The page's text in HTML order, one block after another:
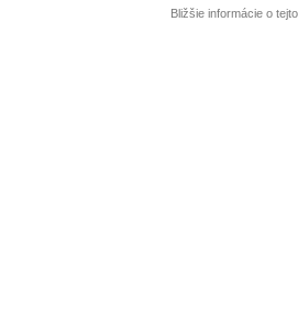
Bližšie informácie o